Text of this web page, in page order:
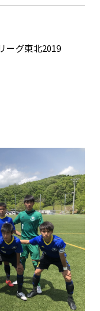
ーグ東北2019